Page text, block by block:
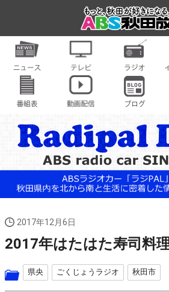
2017年12月6日
2017年はたはた寿司料
県央 ごくじょうラジオ 秋田市